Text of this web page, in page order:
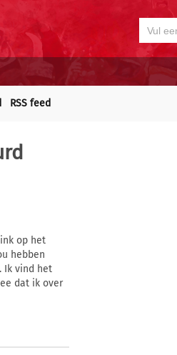
RSS feed
op het
hebben
Ik vind het
dat ik over